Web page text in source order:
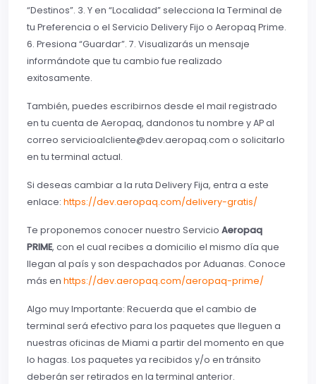
“Destinos”. 3. Y en “Localidad” selecciona la Terminal de
tu Preferencia o el Servicio Delivery Fijo o Aeropaq Prime.
6. Presiona “Guardar”. 7. Visualizarás un mensaje
informándote que tu cambio fue realizado
exitosamente.
También, puedes escribirnos desde el mail registrado
en tu cuenta de Aeropaq, dandonos tu nombre y AP al
correo servicioalcliente@dev.aeropaq.com o solicitarlo
en tu terminal actual.
Si deseas cambiar a la ruta Delivery Fija, entra a este
enlace: https://dev.aeropaq.com/delivery-gratis/
Te proponemos conocer nuestro Servicio Aeropaq
PRIME, con el cual recibes a domicilio el mismo día que
llegan al país y son despachados por Aduanas. Conoce
más en https://dev.aeropaq.com/aeropaq-prime/
Algo muy Importante: Recuerda que el cambio de
terminal será efectivo para los paquetes que lleguen a
nuestras oficinas de Miami a partir del momento en que
lo hagas. Los paquetes ya recibidos y/o en tránsito
deberán ser retirados en la terminal anterior.